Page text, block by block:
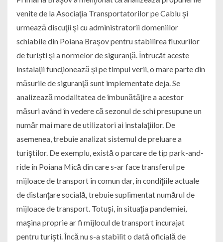
venite de la Asociaţia Transportatorilor pe Cablu şi
urmează discuţii şi cu administratorii domeniilor
schiabile din Poiana Braşov pentru stabilirea fluxurilor
de turişti şi a normelor de siguranţă. Întrucât aceste
instalaţii funcţionează şi pe timpul verii, o mare parte din
măsurile de siguranţă sunt implementate deja. Se
analizează modalitatea de îmbunătăţire a acestor
măsuri având în vedere că sezonul de schi presupune un
număr mai mare de utilizatori ai instalaţiilor. De
asemenea, trebuie analizat sistemul de preluare a
turiştilor. De exemplu, există o parcare de tip park-and-
ride în Poiana Mică din care s-ar face transferul pe
mijloace de transport în comun dar, în condiţiile actuale
de distanţare socială, trebuie suplimentat numărul de
mijloace de transport. Totuşi, în situaţia pandemiei,
maşina proprie ar fi mijlocul de transport încurajat
pentru turişti. Încă nu s-a stabilit o dată oficială de